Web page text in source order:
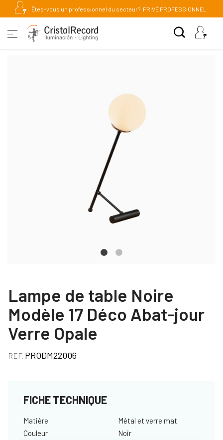
Êtes-vous un professionnel du secteur? PRIVÉ PROFESSIONNEL
Lampe de table Noire
Modèle 17 Déco Abat-jour
Verre Opale
REF. PRODM22006
FICHE TECHNIQUE
Matière
Métal et verre mat.
Couleur
Noir